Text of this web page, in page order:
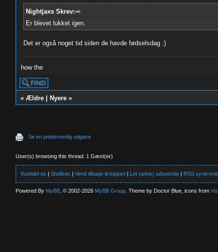
Nightjaxs Skrev:
Er blevet lukket igen.
Det er også noget tid siden de havde fødselsdag :)
how the
«Ældre Nyere »
Se en printervenlig udgave
User(s) browsing this thread: 1 Gæst(er)
Kontakt os |Shellsec |Vend tilbage til toppen | Let (arkiv) udseende | RSS
Powered ByMyBB , © 2002-2026MyBB Group . Theme by Doctor Blue, icons from